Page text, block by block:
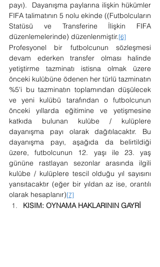
payı).  Dayanışma paylarına ilişkin hükümler
FIFA talimatının 5 nolu ekinde ((Futbolcuların
Statüsü ve Transferine İlişkin FIFA
düzenlemelerinde) düzenlenmiştir. [6]
Profesyonel bir futbolcunun sözleşmesi
devam ederken transfer olması halinde
yetiştirme tazminatı istisna olmak üzere
önceki kulübüne ödenen her türlü tazminatın
%5'i bu tazminatın toplamından düşülecek
ve yeni kulübü tarafından o futbolcunun
önceki yıllarda eğitimine ve yetişmesine
katkıda bulunan kulübe / kulüplere
dayanışma payı olarak dağıtılacaktır. Bu
dayanışma payı, aşağıda da belirtildiği
üzere, futbolcunun 12. yaşı ile 23. yaş
gününe rastlayan sezonlar arasında ilgili
kulübe / kulüplere tescil olduğu yıl sayısını
yansıtacaktır (eğer bir yıldan az ise, orantılı
olarak hesaplanır) [7]
KISIM: OYNAMA HAKLARININ GAYRİ